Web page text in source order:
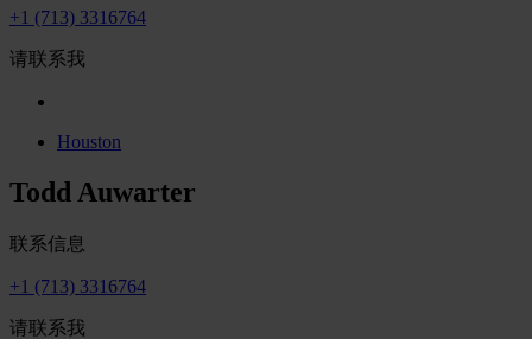
+1 (713) 3316764
请联系我
Houston
Todd Auwarter
联系信息
+1 (713) 3316764
请联系我